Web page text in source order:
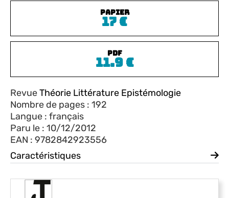
PAPIER
17€
PDF
11.9€
RevueThéorie Littérature Epistémologie
Nombre de pages : 192
Langue : français
Paru le : 10/12/2012
EAN : 9782842923556
Caractéristiques